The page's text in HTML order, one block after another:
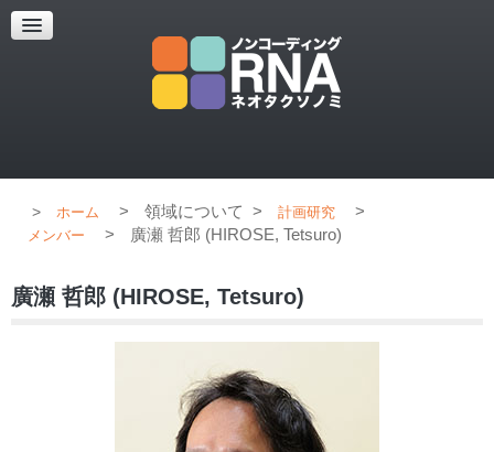
超解像顕微鏡
超解像顕微鏡の紹介
ホーム > 領域について > 計画研究 >
メンバー > 廣瀬 哲郎 (HIROSE, Tetsuro)
廣瀬 哲郎 (HIROSE, Tetsuro)